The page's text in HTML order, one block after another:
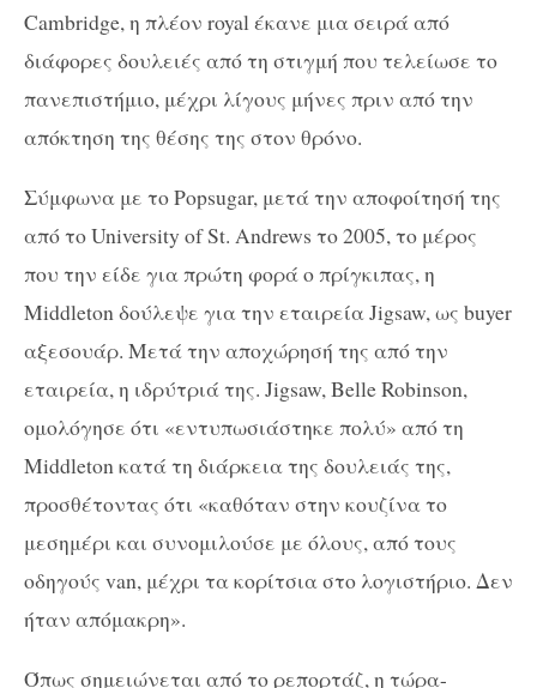
Cambridge, η πλέον royal έκανε μια σειρά από
διάφορες δουλειές από τη στιγμή που τελείωσε το
πανεπιστήμιο, μέχρι λίγους μήνες πριν από την
απόκτηση της θέσης της στον θρόνο.
Σύμφωνα με το Popsugar, μετά την αποφοίτησή της
από το University of St. Andrews το 2005, το μέρος
που την είδε για πρώτη φορά ο πρίγκιπας, η
Middleton δούλεψε για την εταιρεία Jigsaw, ως buyer
αξεσουάρ. Μετά την αποχώρησή της από την
εταιρεία, η ιδρύτριά της. Jigsaw, Belle Robinson,
ομολόγησε ότι «εντυπωσιάστηκε πολύ» από τη
Middleton κατά τη διάρκεια της δουλειάς της,
προσθέτοντας ότι «καθόταν στην κουζίνα το
μεσημέρι και συνομιλούσε με όλους, από τους
οδηγούς van, μέχρι τα κορίτσια στο λογιστήριο. Δεν
ήταν απόμακρη».
Όπως σημειώνεται από το ρεπορτάζ, η τώρα-